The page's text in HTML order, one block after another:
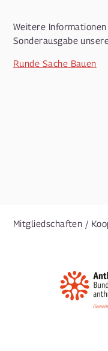
Weitere
Sonderausgabe
Runde Sache Bauen
Mitgliedschaften /